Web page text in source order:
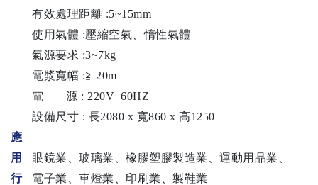
有效處理距離 :5~15mm
使用氣體 :壓縮空氣、惰性氣體
氣源要求 :3~7kg
電漿寬幅 :≧ 20m
電 源 : 220V 60HZ
設備尺寸 : 長2080 x 寬860 x 高1250
應
用
行
眼鏡業、玻璃業、橡膠塑膠製造業、運動用品業、
電子業、車燈業、印刷業、製鞋業